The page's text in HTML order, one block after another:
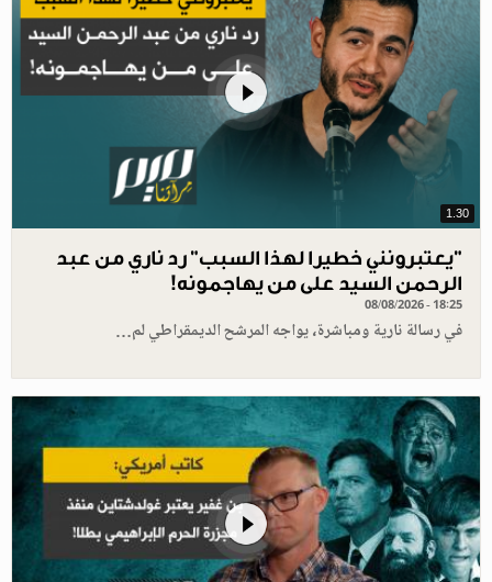
1.30
"يعتبرونني خطيرا لهذا السبب" رد ناري من عبد
الرحمن السيد على من يهاجمونه!
08/08/2026 - 18:25
في رسالة نارية ومباشرة، يواجه المرشح الديمقراطي لم…